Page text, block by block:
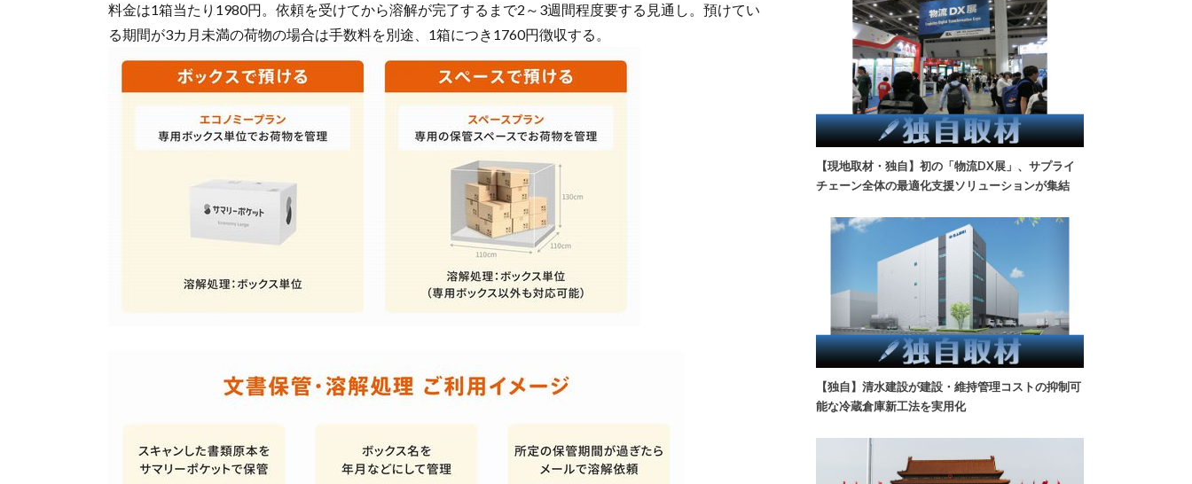
料金は1箱当たり1980円。依頼を受けてから溶解が完了するまで2～3週間程度要する見通し。預けてい
る期間が3カ月未満の荷物の場合は手数料を別途、1箱につき1760円徴収する。
【現地取材・独自】初の「物流DX展」、サプライ
チェーン全体の最適化支援ソリューションが集結
【独自】清水建設が建設・維持管理コストの抑制可
能な冷蔵倉庫新工法を実用化